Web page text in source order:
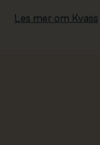
Les mer om Kvass